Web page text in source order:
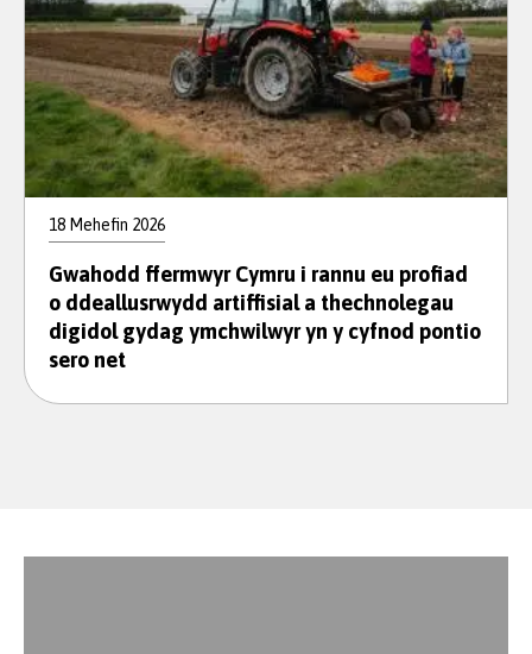
18 Mehefin 2026
Gwahodd ffermwyr Cymru i rannu eu profiad
o ddeallusrwydd artiffisial a thechnolegau
digidol gydag ymchwilwyr yn y cyfnod pontio
sero net